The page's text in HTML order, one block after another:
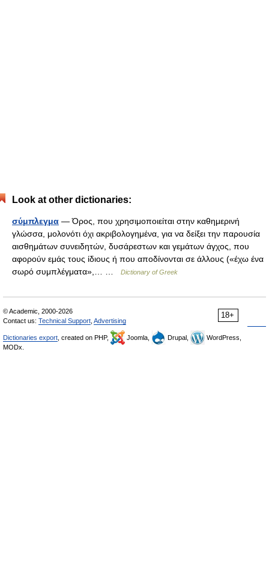
Look at other dictionaries:
σύμπλεγμα — Όρος, που χρησιμοποιείται στην καθημερινή
γλώσσα, μολονότι όχι ακριβολογημένα, για να δείξει την παρουσία
αισθημάτων συνειδητών, δυσάρεστων και γεμάτων άγχος, που
αφορούν εμάς τους ίδιους ή που αποδίνονται σε άλλους («έχω ένα
σωρό συμπλέγματα»,… …
Dictionary of Greek
18+
© Academic, 2000-2026
Contact us: Technical Support Advertising
Dictionaries export , created on PHP, Joomla, Drupal,
WordPress,
MODx.